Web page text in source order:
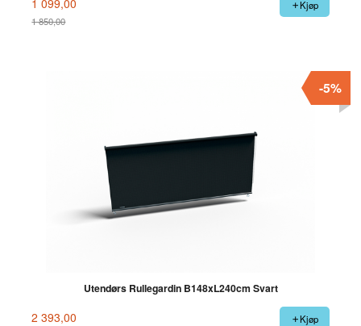
1 099,00
1 850,00
Kjøp
Utendørs Rullegardin B148xL240cm Svart
2 393,00
-5%
Kjøp